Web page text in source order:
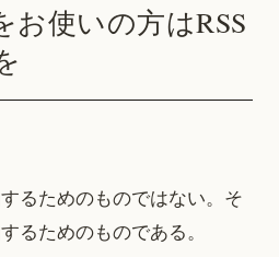
お使いの方はRSS
るためのものではない。そ
るためのものである。